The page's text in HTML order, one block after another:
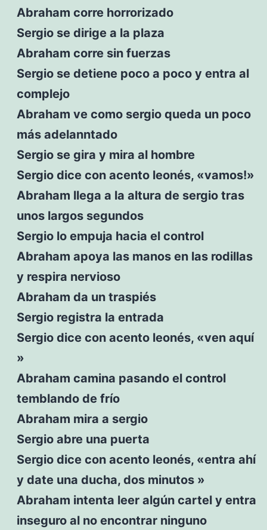
Abraham corre horrorizado
Sergio se dirige a la plaza
Abraham corre sin fuerzas
Sergio se detiene poco a poco y entra al
complejo
Abraham ve como sergio queda un poco
más adelanntado
Sergio se gira y mira al hombre
Sergio dice con acento leonés, «vamos!»
Abraham llega a la altura de sergio tras
unos largos segundos
Sergio lo empuja hacia el control
Abraham apoya las manos en las rodillas
y respira nervioso
Abraham da un traspiés
Sergio registra la entrada
Sergio dice con acento leonés, «ven aquí
»
Abraham camina pasando el control
temblando de frío
Abraham mira a sergio
Sergio abre una puerta
Sergio dice con acento leonés, «entra ahí
y date una ducha, dos minutos »
Abraham intenta leer algún cartel y entra
inseguro al no encontrar ninguno